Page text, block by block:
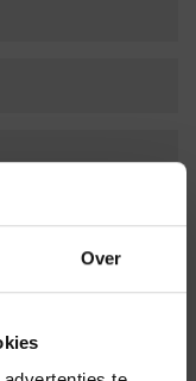
Over